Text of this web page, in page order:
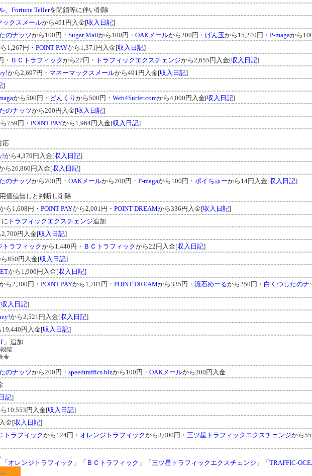
、Fortune Tellerを閉鎖等に伴い削除
ックスメールから491円入金[収入日記]
のナッツから100円・ Sugar Mailから100円・ OAKメールから200円・ げん玉から15,240円・ P-magaから
1,267円・ POINT PAYから1,371円入金[収入日記]
・ ＢＣトラフィックから27円・ トラフィックエクスチェンジから2,655円入金[収入日記]
から2,697円・ マネーマックスメールから491円入金[収入日記]
]
から500円・ どんくり から500円・ Web4Surfer.comから4,000円入金[収入日記]
のナッツから200円入金[収入日記]
759円・ POINT PAYから1,964円入金[収入日記]
応
から4,379円入金[収入日記]
ら26,860円入金[収入日記]
のナッツから200円・ OAKメールから200円・ P-magaから100円・ ポイちゅーから14円入金[収入日記]
価値無しと判断し削除
ら1,608円・ POINT PAYから2,001円・ POINT DREAMから336円入金[収入日記]
トラフィックエクスチェンジ追加
2,700円入金[収入日記]
トラフィックから1,440円・ ＢＣトラフィックから22円入金[収入日記]
850円入金[収入日記]
から1,900円入金[収入日記]
ら2,300円・ POINT PAYから1,781円・ POINT DREAMから335円・ 流石めーるから250円・ 白くつしたのナ
収入日記]
から2,521円入金[収入日記]
19,440円入金[収入日記]
」追加
段階
金
のナッツから200円・ speedtraffics.bizから100円・ OAKメールから200円入金
記]
10,553円入金[収入日記]
金[収入日記]
トラフィックから124円・ オレンジトラフィックから3,000円・ 三ツ星トラフィックエクスチェンジから
「オレンジトラフィック 」「 ＢＣトラフィック 」「三ツ星トラフィックエクスチェンジ 」「TRAFFIC-